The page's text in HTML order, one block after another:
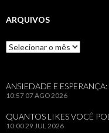
ARQUIVOS
Arquivos
ANSIEDADE E
10:57 07 AGO 2026
QUANTOS LIKES VOCÊ
10:00 29 JUL 2026